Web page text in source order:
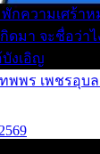
พักความเศร้า
กิดมา จะชื่อว่า
งเอิญ
พพร เพชรอุบ